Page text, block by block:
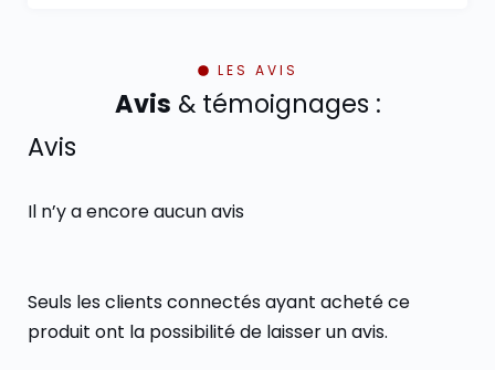
LES AVIS
Avis & témoignages :
Avis
Il n’y a encore aucun avis
Seuls les clients connectés ayant acheté ce
produit ont la possibilité de laisser un avis.